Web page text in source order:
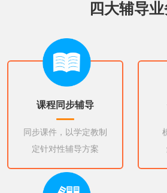
四大辅导
课程同步辅导
同步课件，以学定教制
定针对性辅导方案